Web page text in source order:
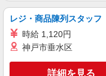
レジ・商品陳列スタッフ
時給 1,120円
神戸市垂水区
詳細を見る